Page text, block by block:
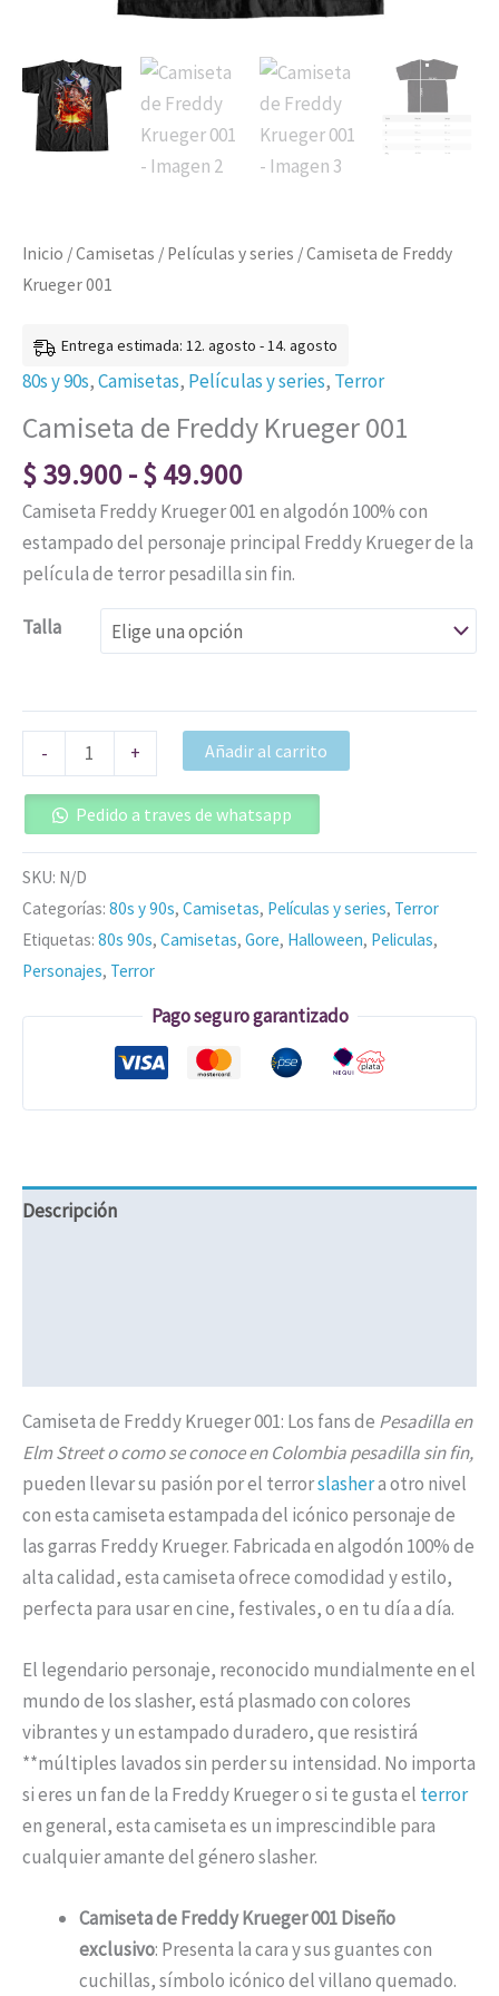
Inicio /Camisetas / Películas y series / Camiseta de Freddy
Krueger 001
Entrega estimada: 12. agosto - 14. agosto
80s y 90s,Camisetas, Películas y series, Terror
Camiseta de Freddy Krueger 001
$39.900-$49.900
Camiseta Freddy Krueger 001 en algodón 100% con
estampado del personaje principal Freddy Krueger de la
película de terror pesadilla sin fin.
Talla
- + Añadir al carrito
Pedido a traves de whatsapp
SKU: N/D
Categorías: 80s y 90s, Camisetas, Películas y series, Terror
Etiquetas: 80s 90s, Camisetas, Gore, Halloween, Peliculas,
Personajes, Terror
Pago seguro garantizado
Descripción
Camiseta de Freddy Krueger 001: Los fans de Pesadilla en
Elm Street o como se conoce en Colombia pesadilla sin fin,
pueden llevar su pasión por el terrorslashera otro nivel
con esta camiseta estampada del icónico personaje de
las garras Freddy Krueger. Fabricada en algodón 100% de
alta calidad, esta camiseta ofrece comodidad y estilo,
perfecta para usar en cine, festivales, o en tu día a día.
El legendario personaje, reconocido mundialmente en el
mundo de los slasher, está plasmado con colores
vibrantes y un estampado duradero, que resistirá
**múltiples lavados sin perder su intensidad. No importa
si eres un fan de la Freddy Krueger o si te gusta el terror
en general, esta camiseta es un imprescindible para
cualquier amante del género slasher.
Camiseta de Freddy Krueger 001 Diseño
exclusivo: Presenta la cara y sus guantes con
cuchillas, símbolo icónico del villano quemado.